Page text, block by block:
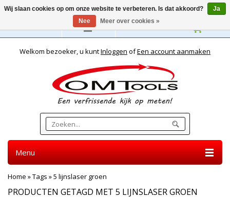
Nederlands
Welkom bezoeker, u kuntInloggen ofEen account aanmaken
Menu
Home »Tags »5 lijnslaser groen
PRODUCTEN GETAGD MET 5 LIJNSLASER GROEN
Wij slaan cookies op om onze website te verbeteren. Is dat akkoord?
Ja
Nee
Meer over cookies »